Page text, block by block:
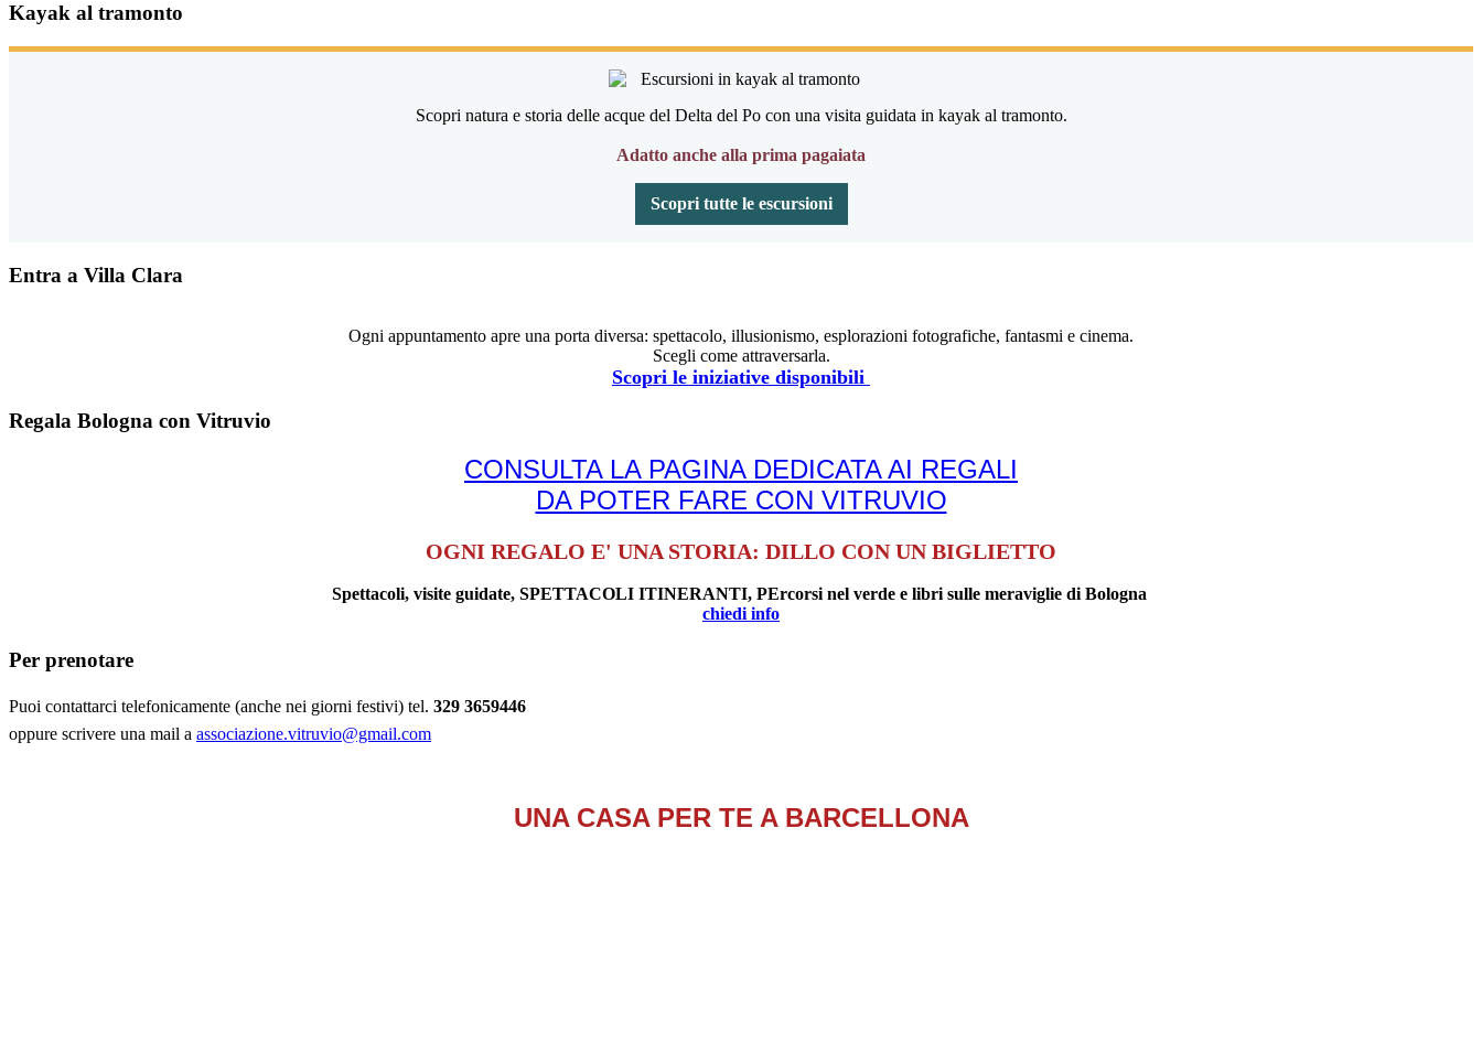
Kayak al tramonto
Scopri natura e storia delle acque del Delta del Po con una visita guidata in kayak al tramonto.
Adatto anche alla prima pagaiata
Scopri tutte le escursioni
Entra a Villa Clara
Ogni appuntamento apre una porta diversa: spettacolo, illusionismo, esplorazioni fotografiche, fantasmi e cinema.
Scegli come attraversarla.
Scopri le iniziative disponibili
Regala Bologna con Vitruvio
CONSULTA LA PAGINA DEDICATA AI REGALI
DA POTER FARE CON VITRUVIO
OGNI REGALO E' UNA STORIA: DILLO CON UN BIGLIETTO
Spettacoli, visite guidate, SPETTACOLI ITINERANTI, PErcorsi nel verde e libri sulle meraviglie di Bologna
chiedi info
Per prenotare
Puoi contattarci telefonicamente (anche nei giorni festivi) tel. 329 3659446
oppure scrivere una mail a associazione.vitruvio@gmail.com
UNA CASA PER TE A BARCELLONA